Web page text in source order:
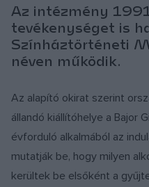
Az intézmény
tevékenységet is
Színháztörténeti
néven működik.
Az alapító okirat szerint
állandó kiállítóhelye a Bajor
évforduló alkalmából az
mutatják be, hogy milyen
kerültek be elsőként a